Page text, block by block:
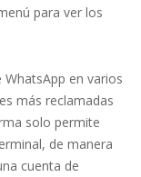
para ver los
en varios
más reclamadas
solo permite
de manera
cuenta de